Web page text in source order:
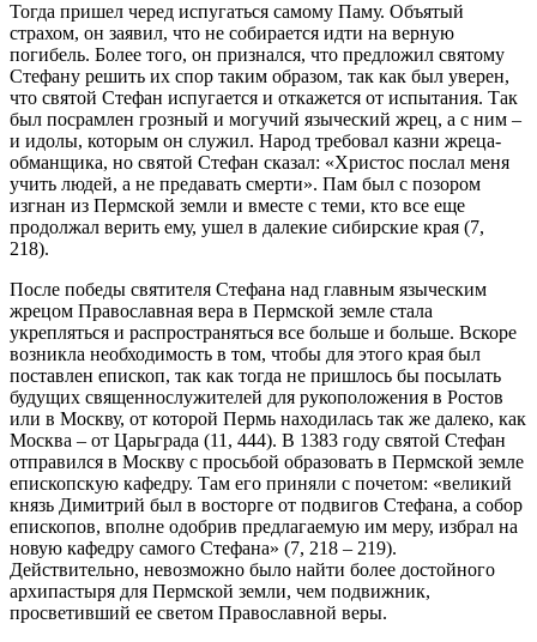
Тогда пришел черед испугаться самому Паму. Объятый
страхом, он заявил, что не собирается идти на верную
погибель. Более того, он признался, что предложил святому
Стефану решить их спор таким образом, так как был уверен,
что святой Стефан испугается и откажется от испытания. Так
был посрамлен грозный и могучий языческий жрец, а с ним –
и идолы, которым он служил. Народ требовал казни жреца-
обманщика, но святой Стефан сказал: «Христос послал меня
учить людей, а не предавать смерти». Пам был с позором
изгнан из Пермской земли и вместе с теми, кто все еще
продолжал верить ему, ушел в далекие сибирские края (7,
218).
После победы святителя Стефана над главным языческим
жрецом Православная вера в Пермской земле стала
укрепляться и распространяться все больше и больше. Вскоре
возникла необходимость в том, чтобы для этого края был
поставлен епископ, так как тогда не пришлось бы посылать
будущих священнослужителей для рукоположения в Ростов
или в Москву, от которой Пермь находилась так же далеко, как
Москва – от Царьграда (11, 444). В 1383 году святой Стефан
отправился в Москву с просьбой образовать в Пермской земле
епископскую кафедру. Там его приняли с почетом: «великий
князь Димитрий был в восторге от подвигов Стефана, а собор
епископов, вполне одобрив предлагаемую им меру, избрал на
новую кафедру самого Стефана» (7, 218 – 219).
Действительно, невозможно было найти более достойного
архипастыря для Пермской земли, чем подвижник,
просветивший ее светом Православной веры.